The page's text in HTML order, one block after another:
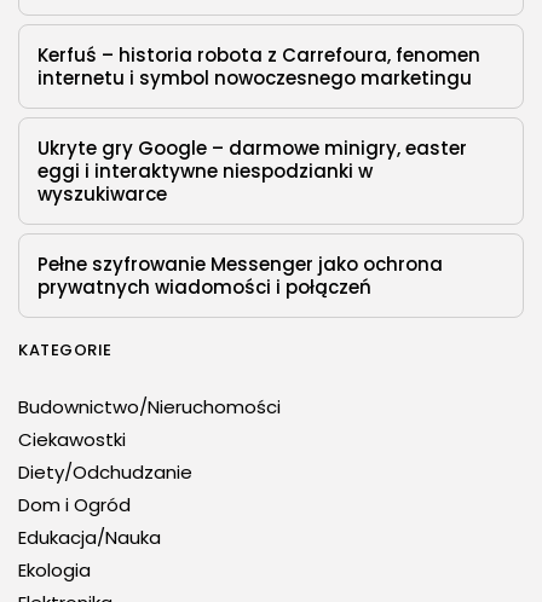
Kerfuś – historia robota z Carrefoura, fenomen
internetu i symbol nowoczesnego marketingu
Ukryte gry Google – darmowe minigry, easter
eggi i interaktywne niespodzianki w
wyszukiwarce
Pełne szyfrowanie Messenger jako ochrona
prywatnych wiadomości i połączeń
KATEGORIE
Budownictwo/Nieruchomości
Ciekawostki
Diety/Odchudzanie
Dom i Ogród
Edukacja/Nauka
Ekologia